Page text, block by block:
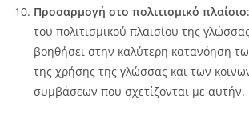
Προσαρμογή στο πολιτισμικό πλαίσιο
του πολιτισμικού πλαισίου της
βοηθήσει στην καλύτερη κατανόηση
της χρήσης της γλώσσας και των
συμβάσεων που σχετίζονται με αυτήν.